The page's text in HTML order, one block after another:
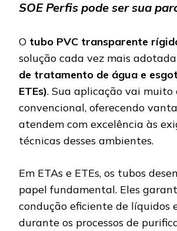
SOE Perfis pode ser sua
O tubo PVC transparente
solução cada vez mais
de tratamento de água e
ETEs). Sua aplicação vai muito
convencional, oferecendo
atendem com excelência às
técnicas desses ambientes.
Em ETAs e ETEs, os tubos
papel fundamental. Eles
condução eficiente de líquidos
durante os processos de